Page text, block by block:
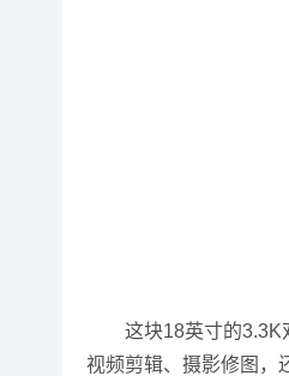
这块18英寸的3.3K双
视频剪辑、摄影修图，